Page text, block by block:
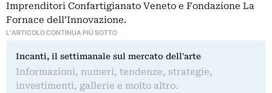
Imprenditori Confartigianato Veneto e Fondazione La
Fornace dell’Innovazione.
L'ARTICOLO CONTINUA PIÙ SOTTO
Incanti, il settimanale sul mercato dell'arte
Informazioni, numeri, tendenze, strategie,
investimenti, gallerie e molto altro.